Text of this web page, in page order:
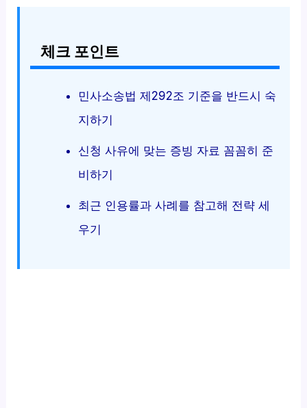
체크 포인트
민사소송법 제292조 기준을 반드시 숙
지하기
신청 사유에 맞는 증빙 자료 꼼꼼히 준
비하기
최근 인용률과 사례를 참고해 전략 세
우기